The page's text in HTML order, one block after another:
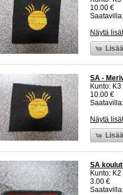
10.00 €
Näytä
SA -
Kunto:
10.00 €
Näytä
SA
Kunto:
3.00 €